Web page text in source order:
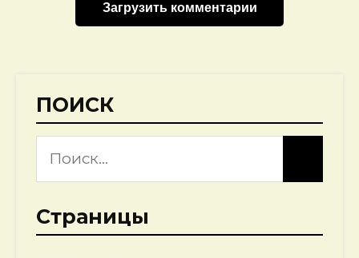
Загрузить комментарии
ПОИСК
Страницы